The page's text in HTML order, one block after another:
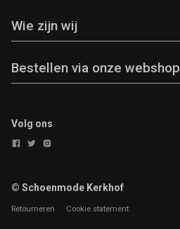
Wie zijn wij
Bestellen via onze webshop
Volg ons
© Schoenmode Kerkhof
Retourneren Cookie statement